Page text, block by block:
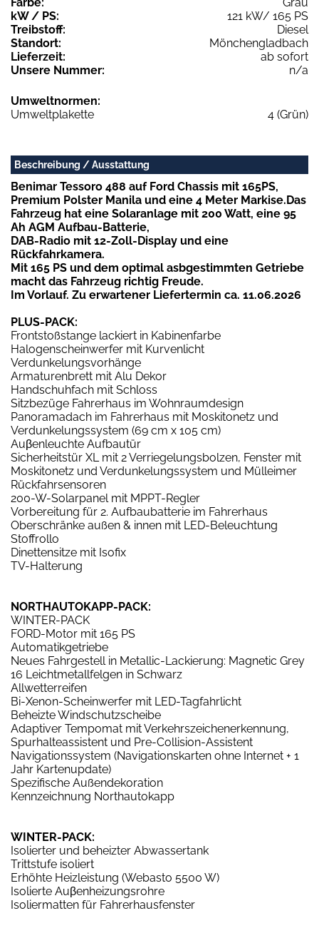
kW / PS:
121 kW/ 165 PS
Treibstoff:
Diesel
Standort:
Mönchengladbach
Lieferzeit:
ab sofort
Unsere Nummer:
n/a
Umweltnormen:
Umweltplakette
4 (Grün)
Beschreibung / Ausstattung
Benimar Tessoro 488 auf Ford Chassis mit 165PS,
Premium Polster Manila und eine 4 Meter Markise.Das
Fahrzeug hat eine Solaranlage mit 200 Watt, eine 95
Ah AGM Aufbau-Batterie,
DAB-Radio mit 12-Zoll-Display und eine
Rückfahrkamera.
Mit 165 PS und dem optimal asbgestimmten Getriebe
macht das Fahrzeug richtig Freude.
Im Vorlauf. Zu erwartener Liefertermin ca. 11.06.2026
PLUS-PACK:
Frontstoßstange lackiert in Kabinenfarbe
Halogenscheinwerfer mit Kurvenlicht
Verdunkelungsvorhänge
Armaturenbrett mit Alu Dekor
Handschuhfach mit Schloss
Sitzbezüge Fahrerhaus im Wohnraumdesign
Panoramadach im Fahrerhaus mit Moskitonetz und
Verdunkelungssystem (69 cm x 105 cm)
Auβenleuchte Aufbautür
Sicherheitstür XL mit 2 Verriegelungsbolzen, Fenster mit
Moskitonetz und Verdunkelungssystem und Mülleimer
Rückfahrsensoren
200-W-Solarpanel mit MPPT-Regler
Vorbereitung für 2. Aufbaubatterie im Fahrerhaus
Oberschränke außen & innen mit LED-Beleuchtung
Stoffrollo
Dinettensitze mit Isofix
TV-Halterung
NORTHAUTOKAPP-PACK:
WINTER-PACK
FORD-Motor mit 165 PS
Automatikgetriebe
Neues Fahrgestell in Metallic-Lackierung: Magnetic Grey
16 Leichtmetallfelgen in Schwarz
Allwetterreifen
Bi-Xenon-Scheinwerfer mit LED-Tagfahrlicht
Beheizte Windschutzscheibe
Adaptiver Tempomat mit Verkehrszeichenerkennung,
Spurhalteassistent und Pre-Collision-Assistent
Navigationssystem (Navigationskarten ohne Internet + 1
Jahr Kartenupdate)
Spezifische Außendekoration
Kennzeichnung Northautokapp
WINTER-PACK:
Isolierter und beheizter Abwassertank
Trittstufe isoliert
Erhöhte Heizleistung (Webasto 5500 W)
Isolierte Auβenheizungsrohre
Isoliermatten für Fahrerhausfenster